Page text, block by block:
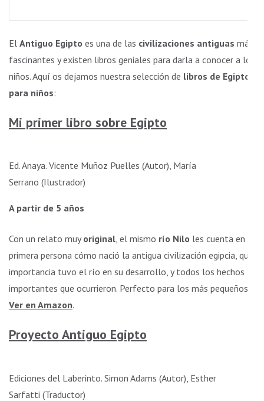
El Antiguo Egipto es una de las civilizaciones antiguas más
fascinantes y existen libros geniales para darla a conocer a los
niños. Aquí os dejamos nuestra selección de libros de Egipto
para niños:
Mi primer libro sobre Egipto
Ed. Anaya. Vicente Muñoz Puelles (Autor), María
Serrano (Ilustrador)
A partir de 5 años
Con un relato muyoriginal, el mismo río Nilo les cuenta en
primera persona cómo nació la antigua civilización egipcia, qué
importancia tuvo el río en su desarrollo, y todos los hechos
importantes que ocurrieron. Perfecto para los más pequeños.
Ver en Amazon.
Proyecto Antiguo Egipto
Ediciones del Laberinto. Simon Adams (Autor), Esther
Sarfatti (Traductor)
cookies no
opcionales.
necesarias
funcione la
web.
Estadísticas
podamos
funcionalidad
se usa la
web.